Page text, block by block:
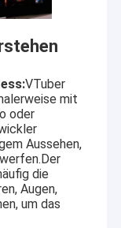
VTuber
mit
oder
Aussehen,
die
Augen,
um das